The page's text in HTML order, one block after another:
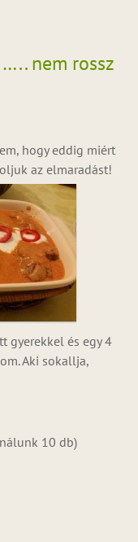
nem rossz
hogy eddig miért
az elmaradást!
gyerekkel és egy 4
Aki sokallja,
10 db)